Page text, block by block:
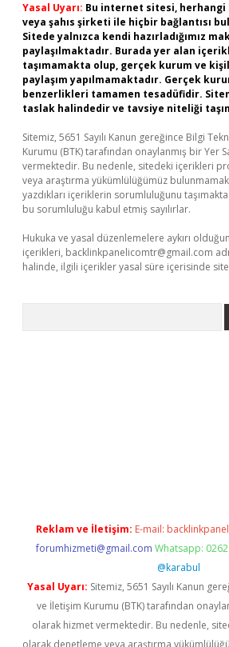
Yasal Uyarı: Bu internet sitesi,
veya şahıs şirketi ile hiçbir bağlantısı
Sitede yalnızca kendi hazırladığımız
paylaşılmaktadır. Burada yer alan
taşımamakta olup, gerçek kurum ve
paylaşım yapılmamaktadır. Gerçek
benzerlikleri tamamen tesadüfidir.
taslak halindedir ve tavsiye niteliği
Sitemiz, 5651 Sayılı Kanun gereğince Bilgi
Kurumu (BTK) tarafından onaylanmış bir Yer
vermektedir. Bu nedenle, sitedeki içerikleri
veya araştırma yükümlülüğümüz
yazdıkları içeriklerin sorumluluğunu
bu sorumluluğu kabul etmiş sayılırlar.
Hukuka ve yasal düzenlemelere aykırı
içerikleri, backlinkpanelicomtr@gmail.com
halinde, ilgili içerikler yasal süre içerisinde
Reklam ve İletişim: E-mail:
forumhizmeti@gmail.com Whatsapp:
@karabul
Yasal Uyarı: Sitemiz, 5651 Sayılı Kanun
ve İletişim Kurumu (BTK) tarafından
olarak hizmet vermektedir. Bu nedenle,
olarak denetleme veya araştırma